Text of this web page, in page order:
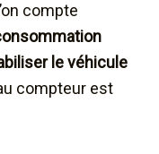
compte
le véhicule
compteur est